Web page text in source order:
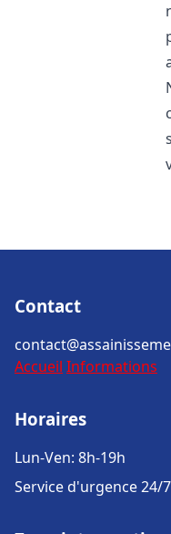
Contact
Accueil Informations
Horaires
Lun-Ven: 8h-19h
Service d'urgence 24/7